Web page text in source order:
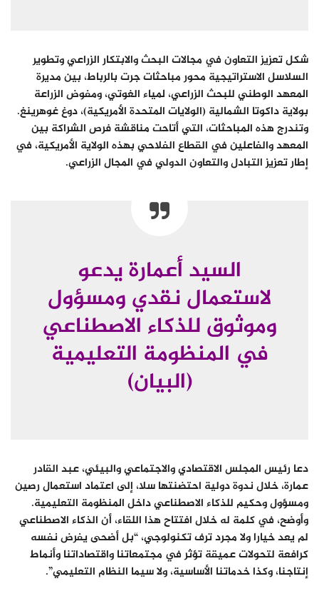
شكل تعزيز التعاون في مجالات البحث والابتكار الزراعي وتطوير
السلاسل الاستراتيجية محور مباحثات جرت بالرباط، بين مديرة
المعهد الوطني للبحث الزراعي، لمياء الغوتي، ومفوض الزراعة
بولاية داكوتا الشمالية (الولايات المتحدة الأمريكية)، دوغ غوهرينغ.
وتندرج هذه المباحثات، التي أتاحت مناقشة فرص الشراكة بين
المعهد والفاعلين في القطاع الفلاحي بهذه الولاية الأمريكية، في
إطار تعزيز التبادل والتعاون الدولي في المجال الزراعي.
السيد أعمارة يدعو
لاستعمال نقدي ومسؤول
وموثوق للذكاء الاصطناعي
في المنظومة التعليمية
(البيان)
دعا رئيس المجلس الاقتصادي والاجتماعي والبيئي، عبد القادر
عمارة، خلال ندوة دولية احتضنتها سلا، إلى اعتماد استعمال رصين
ومسؤول وحكيم للذكاء الاصطناعي داخل المنظومة التعليمية.
وأوضح، في كلمة له خلال افتتاح هذا اللقاء، أن الذكاء الاصطناعي
لم يعد خيارا ولا مجرد ترف تكنولوجي، “بل أضحى يفرض نفسه
كرافعة لتحولات عميقة تؤثر في مجتمعاتنا واقتصاداتنا وأنماط
إنتاجنا، وكذا خدماتنا الأساسية، ولا سيما النظام التعليمي”.